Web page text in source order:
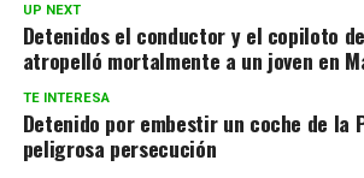
UP NEXT
Detenidos el conductor y el copiloto
atropelló mortalmente a un joven en
TE INTERESA
Detenido por embestir un coche de la
peligrosa persecución